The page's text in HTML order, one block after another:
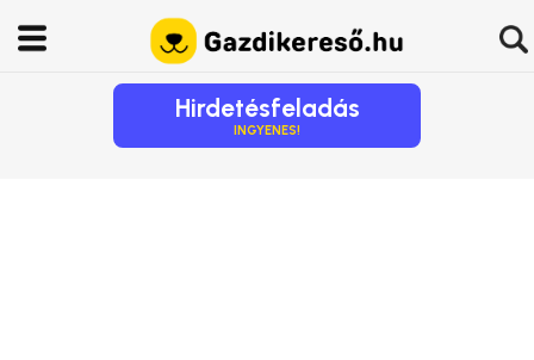
Hirdetésfeladás
INGYENES!